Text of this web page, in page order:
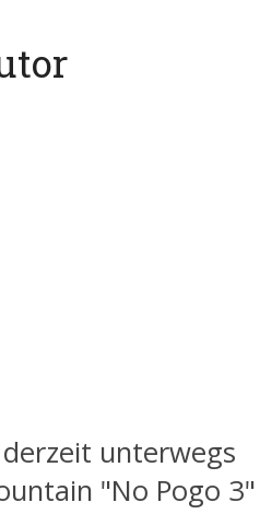
unterwegs
"No Pogo 3"